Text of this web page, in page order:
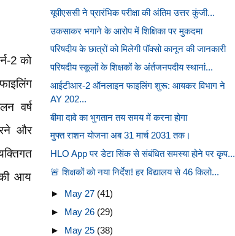
2 को
वर्ष
और
आय
यूपीएससी ने प्रारंभिक परीक्षा की अंतिम उत्तर कुंजी...
उकसाकर भगाने के आरोप में शिक्षिका पर मुकदमा
परिषदीय के छात्रों को मिलेगी पॉक्सो कानून की जानकारी
परिषदीय स्कूलों के शिक्षकों के अंर्तजनपदीय स्थानां...
आईटीआर-2 ऑनलाइन फाइलिंग शुरू: आयकर विभाग ने
AY 202...
बीमा दावे का भुगतान तय समय में करना होगा
मुफ्त राशन योजना अब 31 मार्च 2031 तक।
HLO App पर डेटा सिंक से संबंधित समस्या होने पर कृप...
🚨 शिक्षकों को नया निर्देश! हर विद्यालय से 46 किलो...
► May 27 (41)
► May 26 (29)
► May 25 (38)